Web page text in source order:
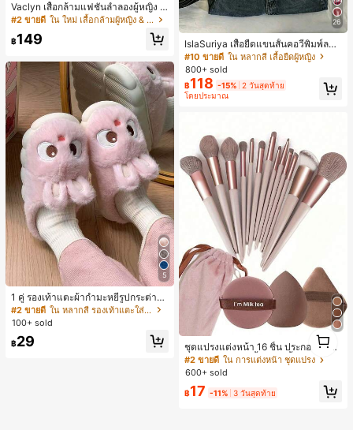
Vaclyn เสื้อกล้ามแฟชั่นลำลองผู้หญิง ล
ายแพตช์เวิร์ก แขนกุด คอกลม ติดกระดุ
#2 ขายดี ใน ใหม่ เสื้อกล้ามผู้หญิง & Camis
฿149
5
1 คู่ รองเท้าแตะผ้ากำมะหยี่รูปกระต่าย
สำหรับผู้หญิง, อบอุ่นและใส่สบาย, เหมา
ะสำหรับใส่ลำลองในฤดูใบไม้ร่วง/ฤดูห
รีรุ่นใหม่ที่สง่างาม, ส้นเตี้ย, หัวกลมเรียบ
#2 ขายดี
ใน หลากสี รองเท้าแตะใส่ในบ้าน
100+ sold
฿29
26
IslaSuriya เสื้อยืดแขนสั้นคอวีพิมพ์ลาย
สีตัดกันสำหรับผู้หญิง
#10 ขายดี ใน หลากสี เสื้อยืดผู้หญิง
800+ sold
฿118 -15% 2 วันสุดท้าย
โดยประมาณ
ชุดแปรงแต่งหน้า 16 ชิ้น ประกอบด้วยแ
ปรงแต่งหน้า 13 ชิ้น, ฟองน้ำแต่งหน้ารู
ปหยดน้ำ 1 ชิ้น, แปรงแป้งรองพื้นกลม 1
1 ชิ้น - ชุดคลาสสิก ทำจากขนสังเคราะ
ห์นุ่มและเป็นมิตรต่อผิว เหมาะสำหรับผู้
#2 ขายดี ใน การแต่งหน้า ชุดแปรง
600+ sold
฿17 -11% 3 วันสุดท้าย
1